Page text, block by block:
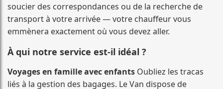
soucier des correspondances ou de la recherche de
transport à votre arrivée — votre chauffeur vous
emmènera exactement où vous devez aller.
À qui notre service est-il idéal ?
Voyages en famille avec enfants Oubliez les tracas
liés à la gestion des bagages. Le Van dispose de